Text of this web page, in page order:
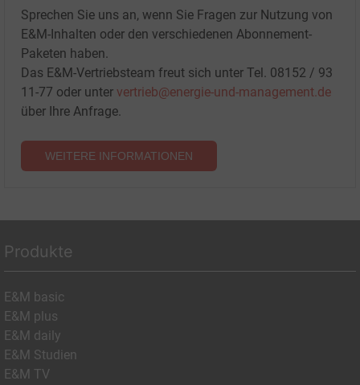
Sprechen Sie uns an, wenn Sie Fragen zur Nutzung von
E&M-Inhalten oder den verschiedenen Abonnement-
Paketen haben.
Das E&M-Vertriebsteam freut sich unter Tel. 08152 / 93
11-77 oder unter vertrieb@energie-und-management.de
über Ihre Anfrage.
WEITERE INFORMATIONEN
Produkte
E&M basic
E&M plus
E&M daily
E&M Studien
E&M TV